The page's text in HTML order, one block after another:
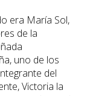
era María Sol,
de la
uno de los
del
Victoria la